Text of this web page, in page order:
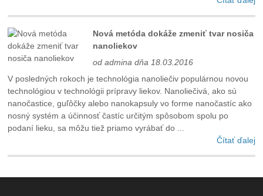
Nová metóda dokáže zmeniť tvar nosiča
nanoliekov
od admina dňa 18.03.2016
V posledných rokoch je technológia nanoliečiv populárnou novou
technológiou v technológii prípravy liekov. Nanoliečivá, ako sú
nanočastice, guľôčky alebo nanokapsuly vo forme nanočastíc ako
nosný systém a účinnosť častíc určitým spôsobom spolu po
podaní lieku, sa môžu tiež priamo vyrábať do ...
Čítať ďalej